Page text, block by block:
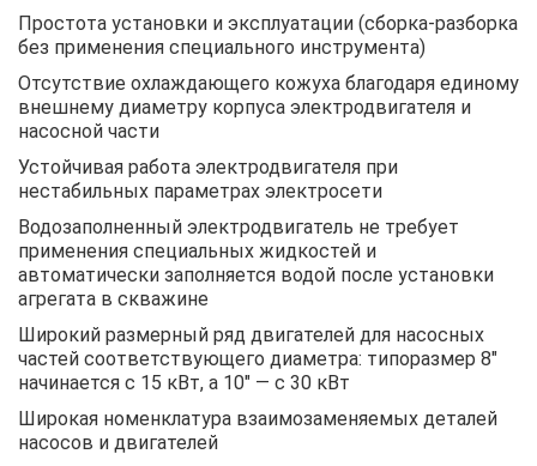
Простота установки и эксплуатации (сборка-разборка
без применения специального инструмента)
Отсутствие охлаждающего кожуха благодаря единому
внешнему диаметру корпуса электродвигателя и
насосной части
Устойчивая работа электродвигателя при
нестабильных параметрах электросети
Водозаполненный электродвигатель не требует
применения специальных жидкостей и
автоматически заполняется водой после установки
агрегата в скважине
Широкий размерный ряд двигателей для насосных
частей соответствующего диаметра: типоразмер 8″
начинается с 15 кВт, а 10″ — с 30 кВт
Широкая номенклатура взаимозаменяемых деталей
насосов и двигателей